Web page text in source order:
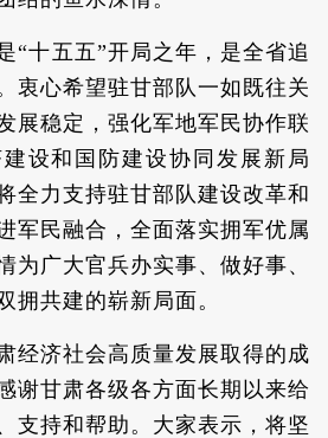
“十五五”开局之年，是全省追
衷心希望驻甘部队一如既往关
展稳定，强化军地军民协作联
设和国防建设协同发展新局
全力支持驻甘部队建设改革和
军民融合，全面落实拥军优属
为广大官兵办实事、做好事、
拥共建的崭新局面。
经济社会高质量发展取得的成
谢甘肃各级各方面长期以来给
支持和帮助。大家表示，将坚